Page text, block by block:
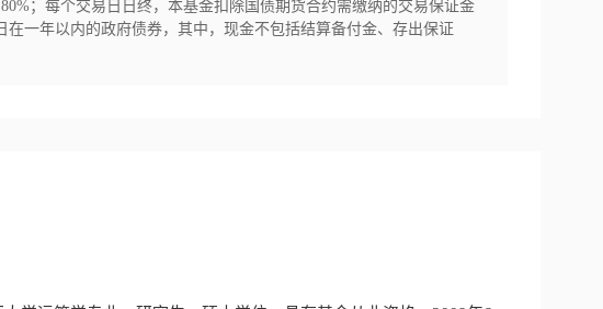
；每个交易日日终，本基金扣除国债期货合约需缴纳的交易保证金
一年以内的政府债券，其中，现金不包括结算备付金、存出保证